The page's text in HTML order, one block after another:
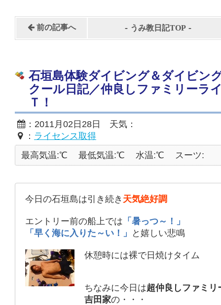
前の記事へ - うみ教日記TOP -
石垣島体験ダイビング＆ダイビン
クール日記／仲良しファミリーラ
Ｔ！
：2011月02日28日 天気：
： ライセンス取得
最高気温:℃
最低気温:℃ 水温:℃ スーツ:
今日の石垣島は引き続き 天気絶好調
エントリー前の船上では 「暑っつ～！」
「早く海に入りた～い！」
と嬉しい悲鳴
休憩時には裸で日焼けタイム
ちなみに今日は超仲良しファミリ
吉田家の・・・